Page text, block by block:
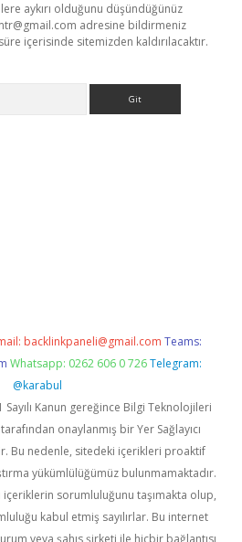
aykırı olduğunu düşündüğünüz
adresine bildirmeniz
içerisinde sitemizden kaldırılacaktır.
backlinkpaneli@gmail.com Teams:
Whatsapp: 0262 606 0 726 Telegram:
@karabul
Sayılı Kanun gereğince Bilgi Teknolojileri
onaylanmış bir Yer Sağlayıcı
Bu nedenle, sitedeki içerikleri proaktif
yükümlülüğümüz bulunmamaktadır.
içeriklerin sorumluluğunu taşımakta olup,
kabul etmiş sayılırlar. Bu internet
veya şahıs şirketi ile hiçbir bağlantısı